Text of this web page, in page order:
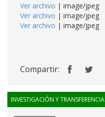
Ver archivo | image/jpeg
Ver archivo | image/jpeg
Ver archivo | image/jpeg
Compartir:
INVESTIGACIÓN Y TRANSFERENCIA